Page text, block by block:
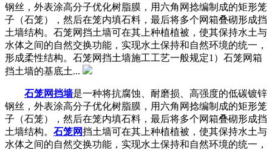
钢丝，外表涂高分子优化树脂膜，用六角网捻编制成的矩形笼
子（石笼），然后在笼内填石料，最后将多个网箱叠砌形成挡
土墙结构。石笼网挡土墙可在其上种植植被，使其保持水土与
水体之间的自然交换功能，实现水土保持和自然环境的统一，
形成柔性结构。石笼网挡土墙施工工艺一般规定1）石笼网箱
挡土墙的基底土...
石笼网挡墙是一种将抗腐蚀、耐磨损、高强度的低碳镀锌
钢丝，外表涂高分子优化树脂膜，用六角网捻编制成的矩形笼
子（石笼），然后在笼内填石料，最后将多个网箱叠砌形成挡
土墙结构。 石笼网挡土墙可在其上种植植被，使其保持水土与
水体之间的自然交换功能，实现水土保持和自然环境的统一，